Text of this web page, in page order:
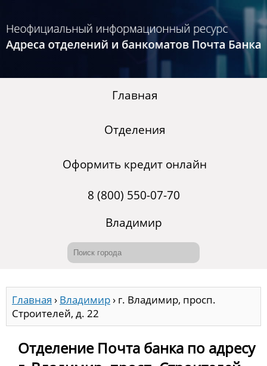
Главная
Отделения
Оформить кредит онлайн
8 (800) 550-07-70
Владимир
Главная › Владимир› г. Владимир, просп.
Строителей, д. 22
Отделение Почта банка по адресу